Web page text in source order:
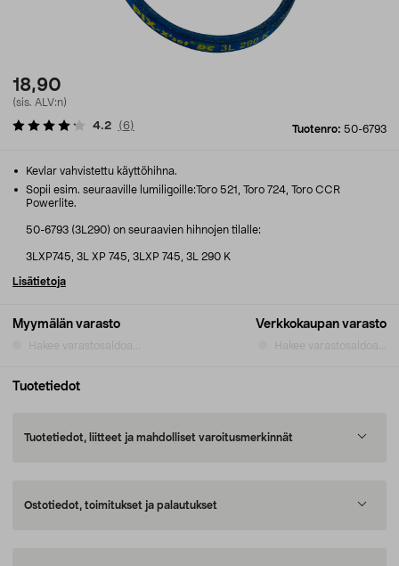
18,90
(sis. ALV:n)
Tuotenro: 50-6793
4.2 (6)
Myymälän varasto
Hakee varastosaldoa...
Verkkokaupan varasto
Hakee varastosaldoa...
Kevlar vahvistettu käyttöhihna.
Sopii esim. seuraaville lumiligoille:Toro 521, Toro 724, Toro CCR
Powerlite.
50-6793 (3L290) on seuraavien hihnojen tilalle:
3LXP745, 3L XP 745, 3LXP 745, 3L 290 K
Lisätietoja
Tuotetiedot
Tuotetiedot, liitteet ja mahdolliset varoitusmerkinnät
Ostotiedot, toimitukset ja palautukset